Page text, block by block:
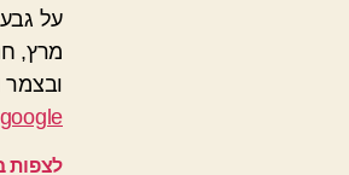
על
מרץ,
ובצמר
google+
לצפות